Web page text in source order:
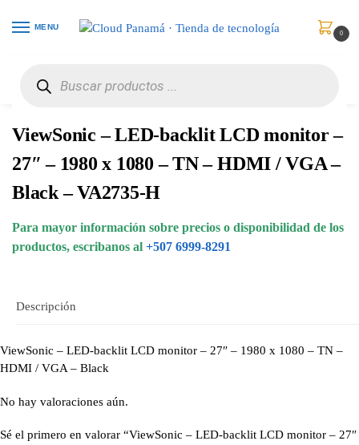
MENU
0
ViewSonic – LED-backlit LCD monitor –
27″ – 1980 x 1080 – TN – HDMI / VGA –
Black – VA2735-H
Para mayor información sobre precios o disponibilidad de los
productos, escribanos al +507 6999-8291
Descripción
ViewSonic – LED-backlit LCD monitor – 27″ – 1980 x 1080 – TN –
HDMI / VGA – Black
No hay valoraciones aún.
Sé el primero en valorar “ViewSonic – LED-backlit LCD monitor – 27″